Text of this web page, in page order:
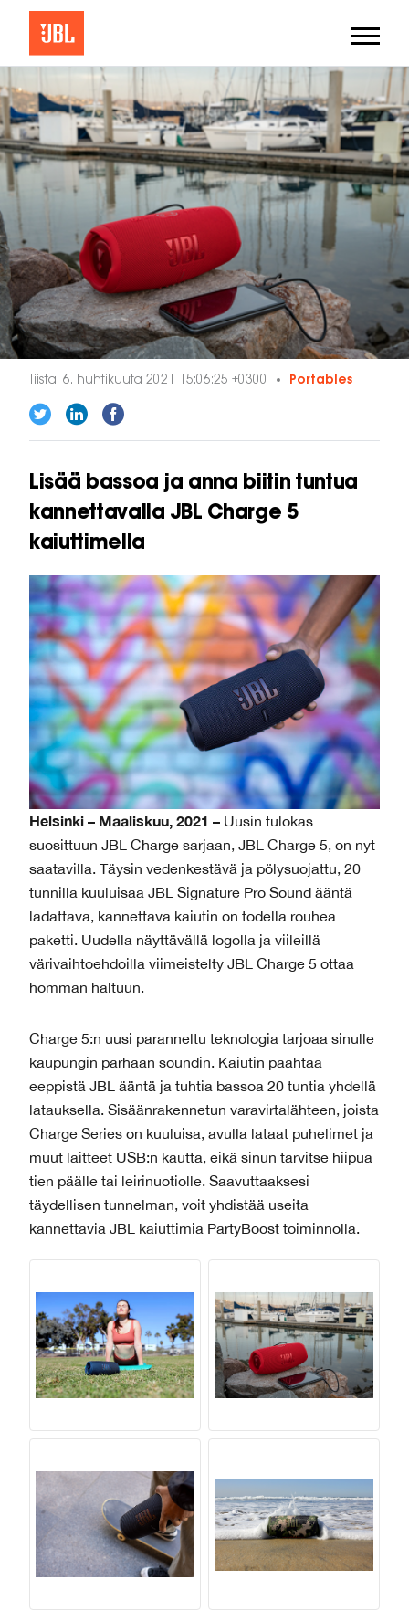
Tiistai 6. huhtikuuta 2021 15:06:25 +0300 Portables
Lisää bassoa ja anna biitin tuntua
kannettavalla JBL Charge 5
kaiuttimella
Helsinki – Maaliskuu, 2021 – Uusin tulokas
suosittuun JBL Charge sarjaan, JBL Charge 5, on nyt
saatavilla. Täysin vedenkestävä ja pölysuojattu, 20
tunnilla kuuluisaa JBL Signature Pro Sound ääntä
ladattava, kannettava kaiutin on todella rouhea
paketti. Uudella näyttävällä logolla ja viileillä
värivaihtoehdoilla viimeistelty JBL Charge 5 ottaa
homman haltuun.
Charge 5:n uusi paranneltu teknologia tarjoaa sinulle
kaupungin parhaan soundin. Kaiutin paahtaa
eeppistä JBL ääntä ja tuhtia bassoa 20 tuntia yhdellä
latauksella. Sisäänrakennetun varavirtalähteen, joista
Charge Series on kuuluisa, avulla lataat puhelimet ja
muut laitteet USB:n kautta, eikä sinun tarvitse hiipua
tien päälle tai leirinuotiolle. Saavuttaaksesi
täydellisen tunnelman, voit yhdistää useita
kannettavia JBL kaiuttimia PartyBoost toiminnolla.